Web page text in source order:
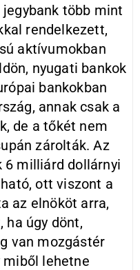
több mint
rendelkezett,
aktívumokban
nyugati bankok
bankokban
annak csak a
de a tőkét nem
zárolták. Az
6 milliárd dollárnyi
ott viszont a
az elnököt arra,
ha úgy dönt,
van mozgástér
miből lehetne